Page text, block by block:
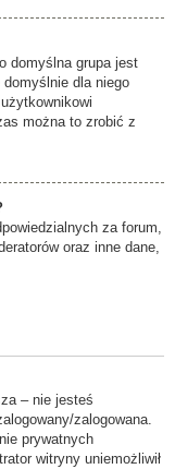
domyślna grupa jest
dla niego
można to zrobić z
za forum,
oraz inne dane,
– nie jesteś
zalogowana.
prywatnych
witryny uniemożliwił